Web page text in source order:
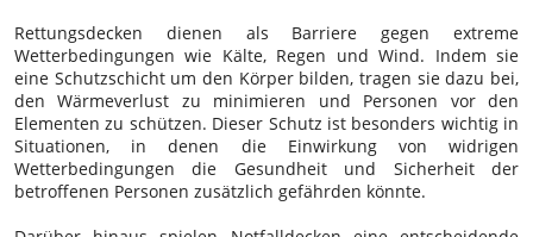
Rettungsdecken dienen als Barriere gegen extreme
Wetterbedingungen wie Kälte, Regen und Wind. Indem sie
eine Schutzschicht um den Körper bilden, tragen sie dazu bei,
den Wärmeverlust zu minimieren und Personen vor den
Elementen zu schützen. Dieser Schutz ist besonders wichtig in
Situationen, in denen die Einwirkung von widrigen
Wetterbedingungen die Gesundheit und Sicherheit der
betroffenen Personen zusätzlich gefährden könnte.